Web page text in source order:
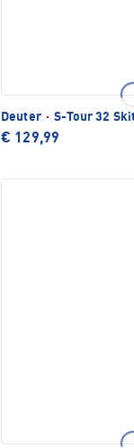
Deuter · S-Tour 32
€ 129,99